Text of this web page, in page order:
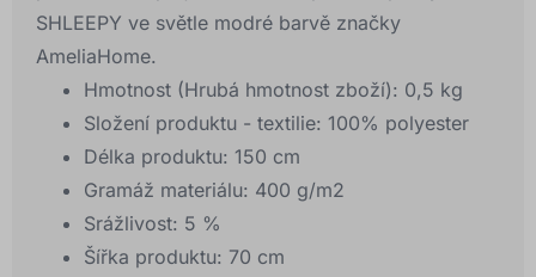
SHLEEPY ve světle modré barvě značky
AmeliaHome.
Hmotnost (Hrubá hmotnost zboží): 0,5 kg
Složení produktu - textilie: 100% polyester
Délka produktu: 150 cm
Gramáž materiálu: 400 g/m2
Srážlivost: 5 %
Šířka produktu: 70 cm